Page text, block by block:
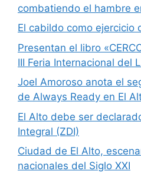
combatiendo el hambre
El cabildo como ejercicio
Presentan el libro
III Feria Internacional del
Joel Amoroso anota el
de Always Ready en El
El Alto debe ser
Integral (ZDI)
Ciudad de El Alto,
nacionales del Siglo XXI